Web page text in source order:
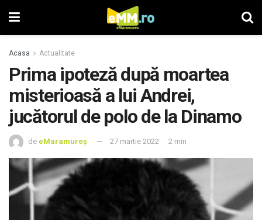
Acasa Actualitate
Prima ipoteză după moartea
misterioasă a lui Andrei,
jucătorul de polo de la Dinamo
de eMaramureș 27 martie 2022 2 min